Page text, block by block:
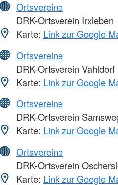
Ortsvereine
DRK-Ortsverein Irxleben
Karte: Link zur Google
Ortsvereine
DRK-Ortsverein Vahldorf
Karte: Link zur Google
Ortsvereine
DRK-Ortsverein
Karte: Link zur Google
Ortsvereine
DRK-Ortsverein
Karte: Link zur Google